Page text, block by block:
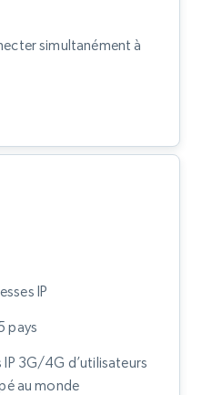
simultanément à
IP
pays
IP 3G/4G d’utilisateurs
au monde